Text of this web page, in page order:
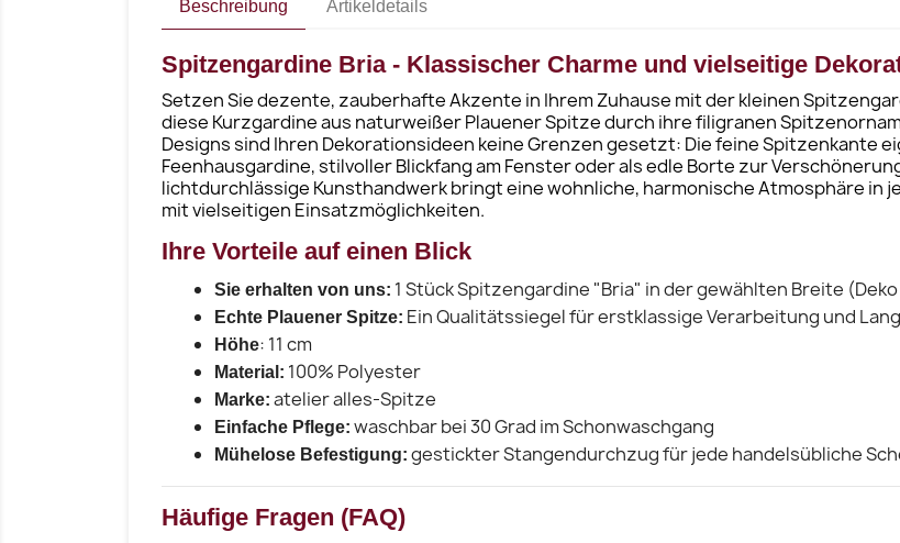
Beschreibung Artikeldetails
Spitzengardine Bria - Klassischer Charme und vielseitige
Setzen Sie dezente, zauberhafte Akzente in Ihrem Zuhause mit der kleinen
diese Kurzgardine aus naturweißer Plauener Spitze durch ihre filigranen
Designs sind Ihren Dekorationsideen keine Grenzen gesetzt: Die feine Spitzenkante
Feenhausgardine, stilvoller Blickfang am Fenster oder als edle Borte zur
lichtdurchlässige Kunsthandwerk bringt eine wohnliche, harmonische Atmosphäre in
mit vielseitigen Einsatzmöglichkeiten.
Ihre Vorteile auf einen Blick
Sie erhalten von uns: 1 Stück Spitzengardine "Bria" in der gewählten Breite
Echte Plauener Spitze: Ein Qualitätssiegel für erstklassige Verarbeitung und
Höhe: 11 cm
Material: 100% Polyester
Marke: atelier alles-Spitze
Einfache Pflege: waschbar bei 30 Grad im Schonwaschgang
Mühelose Befestigung: gestickter Stangendurchzug für jede handelsübliche
Häufige Fragen (FAQ)